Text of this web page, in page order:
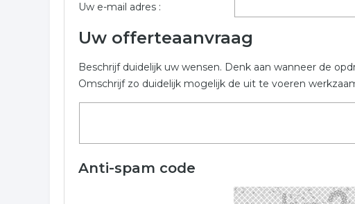
Uw e-mail adres :
Uw offerteaanvraag
Beschrijf duidelijk uw wensen. Denk aan wanneer de
Omschrijf zo duidelijk mogelijk de uit te voeren
Anti-spam code